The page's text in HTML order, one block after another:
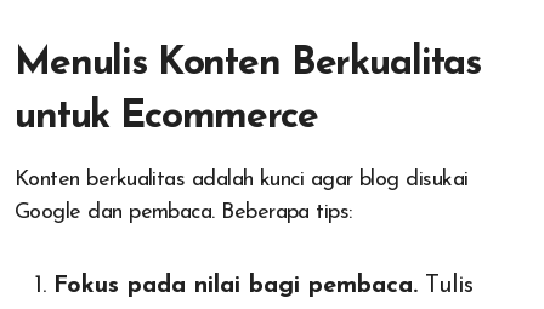
Menulis Konten Berkualitas
untuk Ecommerce
Konten berkualitas adalah kunci agar blog disukai
Google dan pembaca. Beberapa tips:
Fokus pada nilai bagi pembaca. Tulis